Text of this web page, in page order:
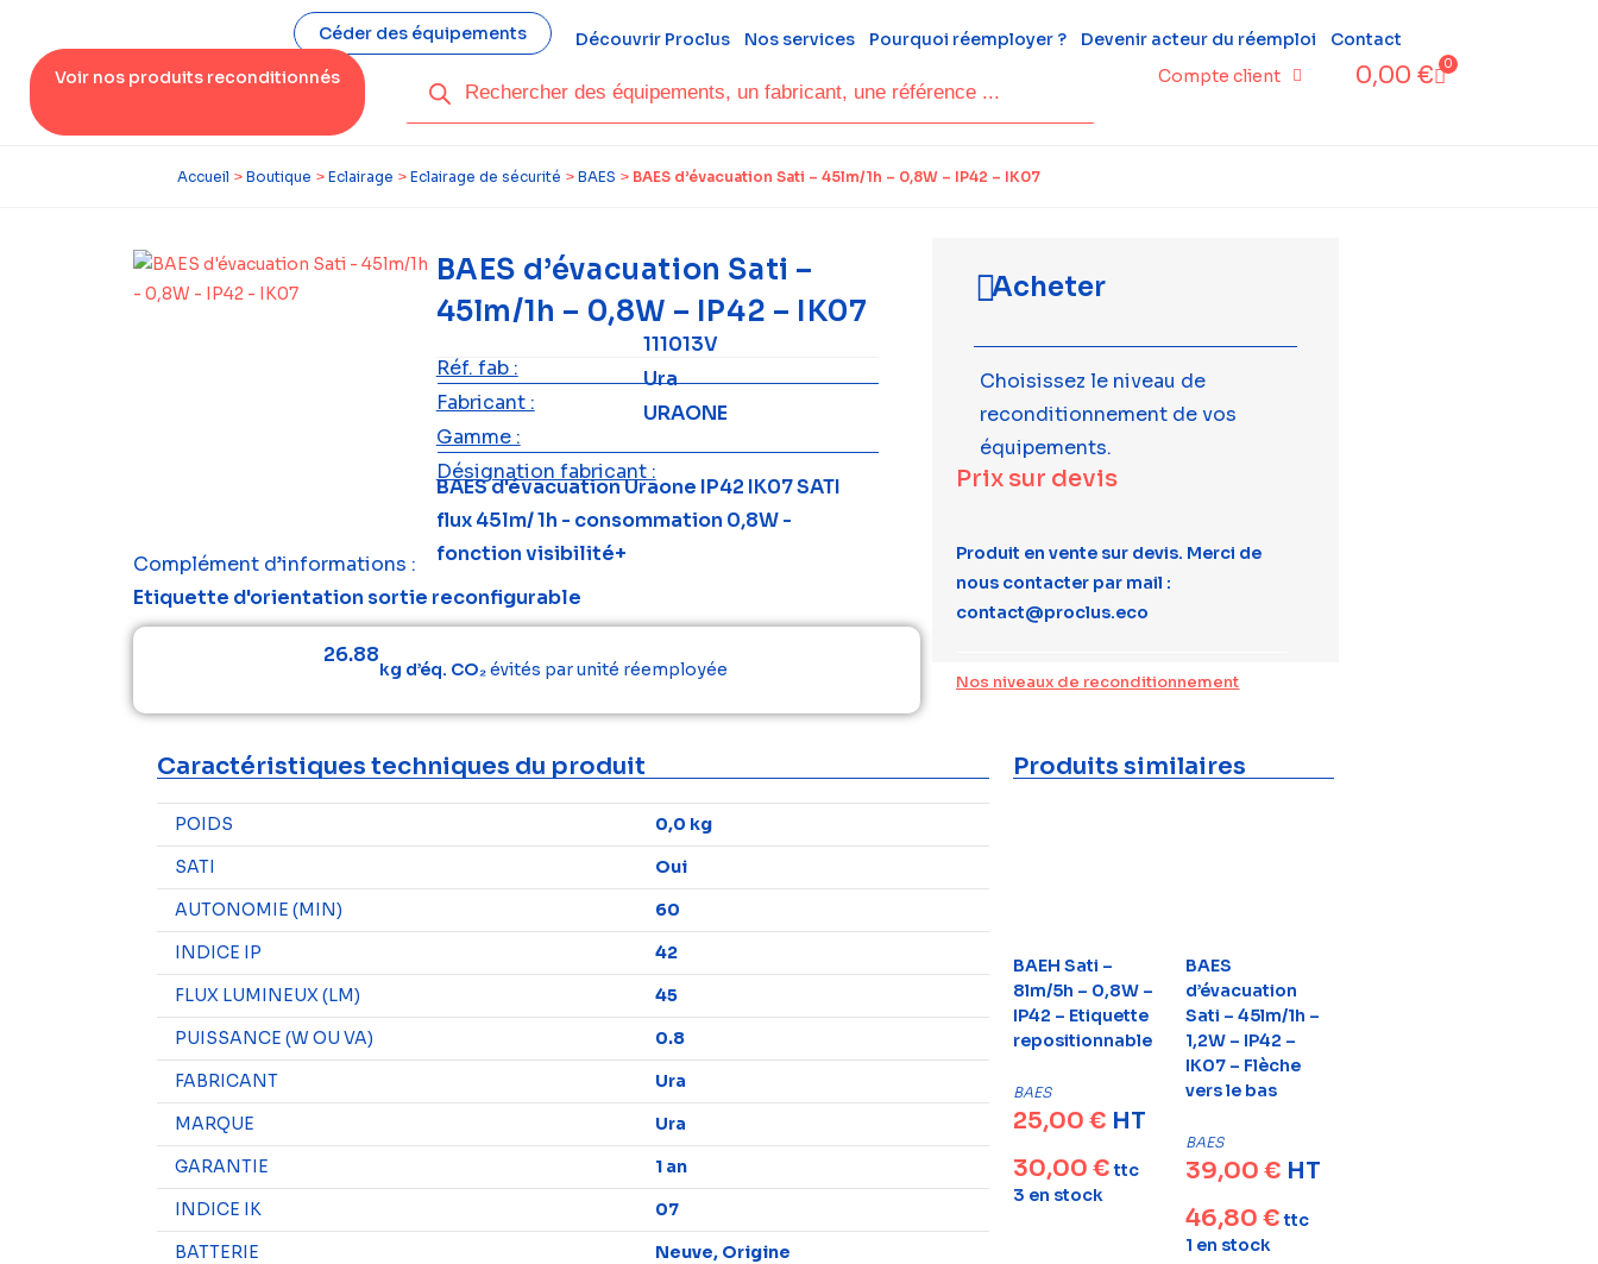
Céder des équipements Découvrir Proclus Nos services Pourquoi réemployer ? Devenir acteur du réemploi
Contact
Voir nos produits reconditionnés
Compte client 0,00 € 0
Accueil > Boutique > Eclairage > Eclairage de sécurité > BAES > BAES d’évacuation Sati – 45lm/1h – 0,8W – IP42 – IK07
BAES d’évacuation Sati –
45lm/1h – 0,8W – IP42 – IK07
Réf. fab :
111013V
Fabricant :
Ura
Gamme :
URAONE
Désignation fabricant :
BAES d'évacuation Uraone IP42 IK07 SATI
flux 45lm/ 1h - consommation 0,8W -
fonction visibilité+
Complément d’informations :
Etiquette d'orientation sortie reconfigurable
26.88
kg d’éq. CO₂évités par unité réemployée
Acheter
Choisissez le niveau de
reconditionnement de vos
équipements.
Prix sur devis
Produit en vente sur devis. Merci de
nous contacter par mail :
contact@proclus.eco
Nos niveaux de reconditionnement
Caractéristiques techniques du produit
POIDS
0,0 kg
SATI
Oui
AUTONOMIE (MIN)
60
INDICE IP
42
FLUX LUMINEUX (LM)
45
PUISSANCE (W OU VA)
0.8
FABRICANT
Ura
MARQUE
Ura
GARANTIE
1 an
INDICE IK
07
BATTERIE
Neuve, Origine
Produits similaires
BAEH Sati –
8lm/5h – 0,8W –
IP42 – Etiquette
repositionnable
BAES
25,00 € HT
30,00 €ttc
3 en stock
BAES
d’évacuation
Sati – 45lm/1h –
1,2W – IP42 –
IK07 – Flèche
vers le bas
BAES
39,00 € HT
46,80 €ttc
1 en stock